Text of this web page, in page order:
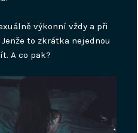
výkonní vždy a při
to zkrátka nejednou
A co pak?